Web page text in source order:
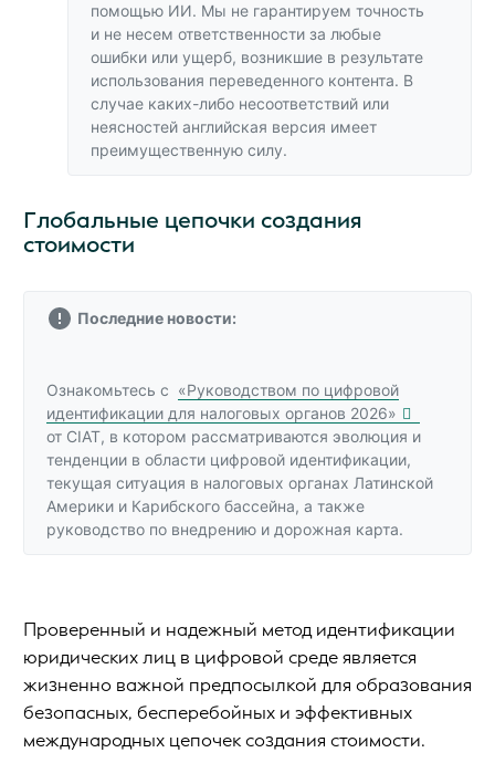
помощью ИИ. Мы не гарантируем точность
и не несем ответственности за любые
ошибки или ущерб, возникшие в результате
использования переведенного контента. В
случае каких-либо несоответствий или
неясностей английская версия имеет
преимущественную силу.
Глобальные цепочки создания
стоимости
Последние новости:
Ознакомьтесь с «Руководством по цифровой
идентификации для налоговых органов 2026»
от CIAT, в котором рассматриваются эволюция и
тенденции в области цифровой идентификации,
текущая ситуация в налоговых органах Латинской
Америки и Карибского бассейна, а также
руководство по внедрению и дорожная карта.
Проверенный и надежный метод идентификации
юридических лиц в цифровой среде является
жизненно важной предпосылкой для образования
безопасных, бесперебойных и эффективных
международных цепочек создания стоимости.